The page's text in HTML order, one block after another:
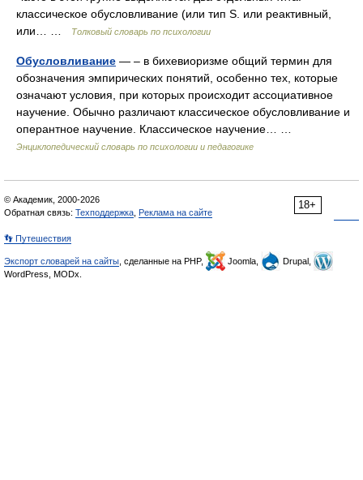
классическое обусловливание (или тип S. или реактивный,
или… …
Толковый словарь по психологии
Обусловливание — – в бихевиоризме общий термин для
обозначения эмпирических понятий, особенно тех, которые
означают условия, при которых происходит ассоциативное
научение. Обычно различают классическое обусловливание и
оперантное научение. Классическое научение… …
Энциклопедический словарь по психологии и педагогике
18+
© Академик, 2000-2026
Обратная связь: Техподдержка Реклама на сайте
👣 Путешествия
Экспорт словарей на сайты , сделанные на PHP, Joomla,
Drupal,
WordPress, MODx.